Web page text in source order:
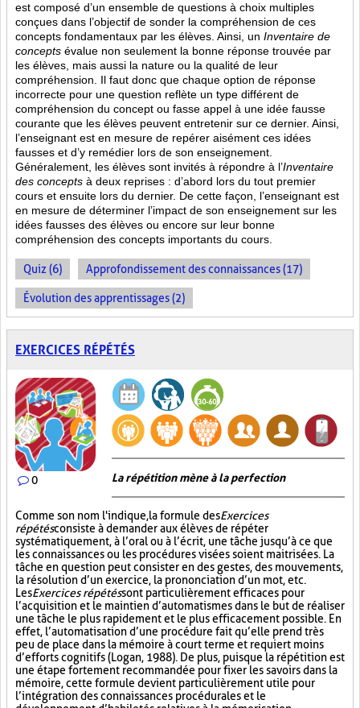
est composé d’un ensemble de questions à choix multiples
conçues dans l’objectif de sonder la compréhension de ces
concepts fondamentaux par les élèves. Ainsi, un Inventaire de
concepts évalue non seulement la bonne réponse trouvée par
les élèves, mais aussi la nature ou la qualité de leur
compréhension. Il faut donc que chaque option de réponse
incorrecte pour une question reflète un type différent de
compréhension du concept ou fasse appel à une idée fausse
courante que les élèves peuvent entretenir sur ce dernier. Ainsi,
l’enseignant est en mesure de repérer aisément ces idées
fausses et d’y remédier lors de son enseignement.
Généralement, les élèves sont invités à répondre à l’Inventaire
des concepts à deux reprises : d’abord lors du tout premier
cours et ensuite lors du dernier. De cette façon, l’enseignant est
en mesure de déterminer l’impact de son enseignement sur les
idées fausses des élèves ou encore sur leur bonne
compréhension des concepts importants du cours.
Quiz (6) Approfondissement des connaissances (17)
Évolution des apprentissages (2)
EXERCICES RÉPÉTÉS
0 La répétition mène à la perfection
Comme son nom l'indique, la formule desExercices
répétésconsiste à demander aux élèves de répéter
systématiquement, à l’oral ou à l’écrit, une tâche jusqu’à ce que
les connaissances ou les procédures visées soient maitrisées. La
tâche en question peut consister en des gestes, des mouvements,
la résolution d’un exercice, la prononciation d’un mot, etc.
LesExercices répétéssont particulièrement efficaces pour
l’acquisition et le maintien d’automatismes dans le but de réaliser
une tâche le plus rapidement et le plus efficacement possible. En
effet, l’automatisation d’une procédure fait qu’elle prend très
peu de place dans la mémoire à court terme et requiert moins
d’efforts cognitifs (Logan, 1988). De plus, puisque la répétition est
une étape fortement recommandée pour fixer les savoirs dans la
mémoire, cette formule devient particulièrement utile pour
l’intégration des connaissances procédurales et le